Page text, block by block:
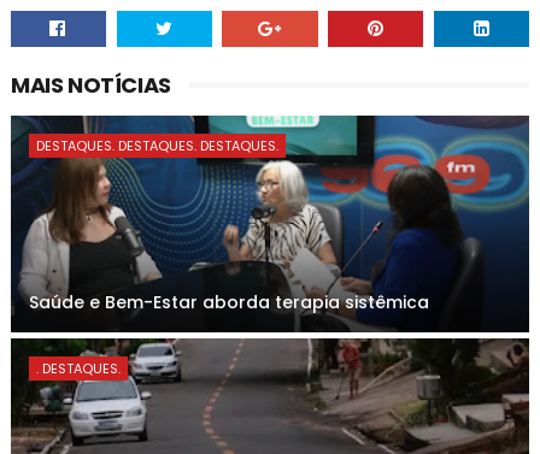
MAIS NOTÍCIAS
DESTAQUES. DESTAQUES. DESTAQUES.
Saúde e Bem-Estar aborda terapia sistêmica
. DESTAQUES.